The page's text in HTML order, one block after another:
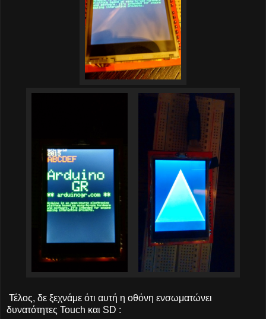
Τέλος, δε ξεχνάμε ότι αυτή η οθόνη ενσωματώνει
δυνατότητες Touch και SD :